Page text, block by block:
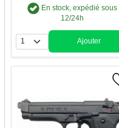
En stock, expédié sous
12/24h
Quantité
Ajouter